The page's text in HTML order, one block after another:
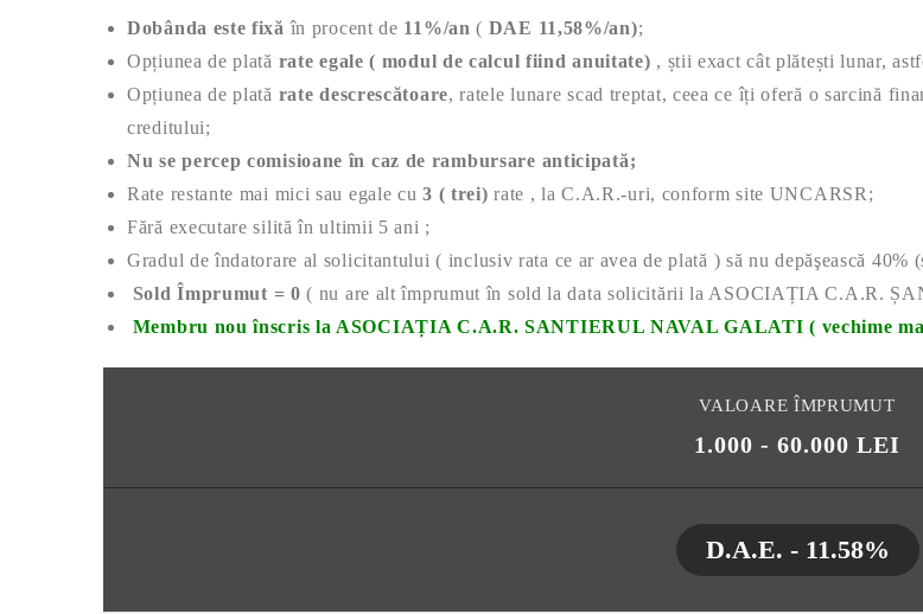
Dobânda este fixă în procent de 11%/an( DAE 11,58%/an);
Opțiunea de plată rate egale ( modul de calcul fiind anuitate) , știi exact cât plătești lunar,
Opțiunea de plată rate descrescătoare, ratele lunare scad treptat, ceea ce îți oferă o sarcină
creditului;
Nu se percep comisioane în caz de rambursare anticipată;
Rate restante mai mici sau egale cu3 ( trei) rate , la C.A.R.-uri, conform site UNCARSR;
Fără executare silită în ultimii 5 ani ;
Gradul de îndatorare al solicitantului ( inclusiv rata ce ar avea de plată ) să nu depăşească
Sold Împrumut = 0 ( nu are alt împrumut în sold la data solicitării la ASOCIAȚIA C.A.R.
Membru nou înscris la ASOCIAȚIA C.A.R. SANTIERUL NAVAL GALATI ( vechime
VALOARE ÎMPRUMUT
1.000 - 60.000 LEI
D.A.E. - 11.58%